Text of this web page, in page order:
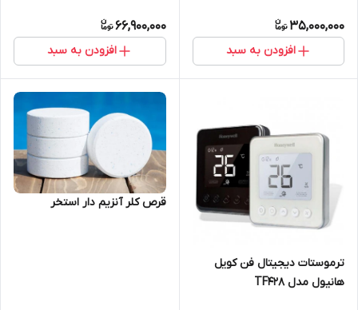
35,000,000
افزودن به سبد
66,900,000
افزودن به سبد
ترموستات دیجیتال فن کویل
هانیول مدل TF428
قرص کلر آنزیم دار استخر